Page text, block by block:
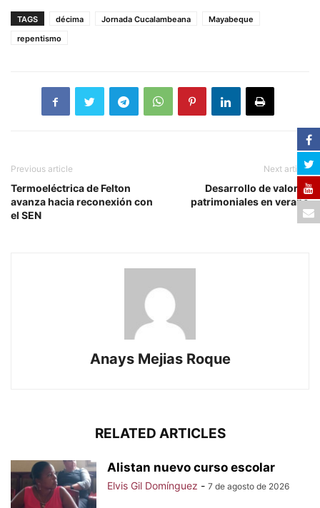
TAGS décima Jornada Cucalambeana
Mayabeque
repentismo
Previous article
Termoeléctrica de Felton
avanza hacia reconexión con
el SEN
Next article
Desarrollo de valores
patrimoniales en verano
Anays Mejias Roque
RELATED ARTICLES
Alistan nuevo curso escolar
Elvis Gil Domínguez - 7 de agosto de 2026